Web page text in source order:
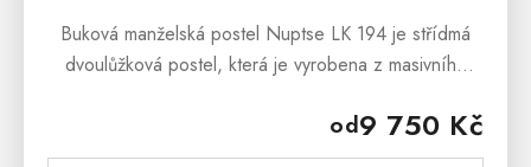
od9 750 Kč
Buková manželská postel Nuptse LK 194 je střídmá
dvoulůžková postel, která je vyrobena z masivního
nezávadný materiál, který je...